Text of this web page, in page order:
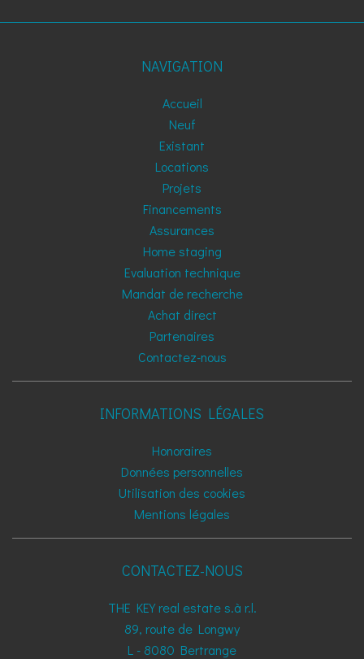
NAVIGATION
Accueil
Neuf
Existant
Locations
Projets
Financements
Assurances
Home staging
Evaluation technique
Mandat de recherche
Achat direct
Partenaires
Contactez-nous
INFORMATIONS LÉGALES
Honoraires
Données personnelles
Utilisation des cookies
Mentions légales
CONTACTEZ-NOUS
THE KEY real estate s.à r.l.
89, route de Longwy
L - 8080 Bertrange